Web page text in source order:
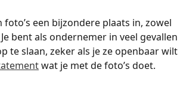
foto’s een bijzondere plaats in, zowel
bent als ondernemer in veel gevallen
te slaan, zeker als je ze openbaar wilt
wat je met de foto’s doet.